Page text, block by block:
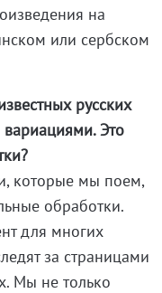
на
или сербском
русских
Это
которые мы поем,
обработки.
для многих
за страницами
Мы не только